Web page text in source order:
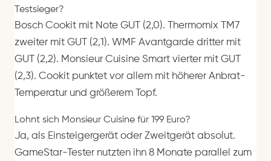
Testsieger?
Bosch Cookit mit Note GUT (2,0). Thermomix TM7
zweiter mit GUT (2,1). WMF Avantgarde dritter mit
GUT (2,2). Monsieur Cuisine Smart vierter mit GUT
(2,3). Cookit punktet vor allem mit höherer Anbrat-
Temperatur und größerem Topf.
Lohnt sich Monsieur Cuisine für 199 Euro?
Ja, als Einsteigergerät oder Zweitgerät absolut.
GameStar-Tester nutzten ihn 8 Monate parallel zum